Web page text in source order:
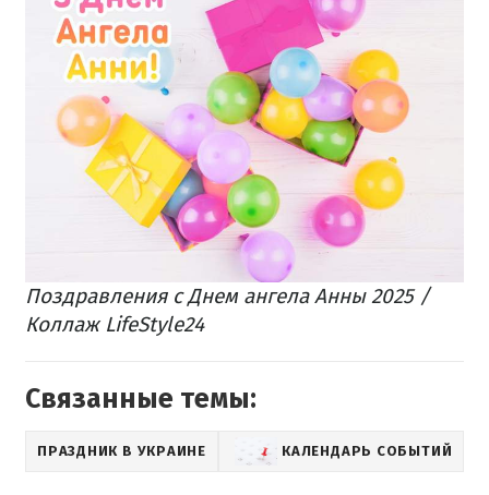
Поздравления с Днем ангела Анны 2025 /
Коллаж LifeStyle24
Связанные темы:
ПРАЗДНИК В УКРАИНЕ КАЛЕНДАРЬ СОБЫТИЙ